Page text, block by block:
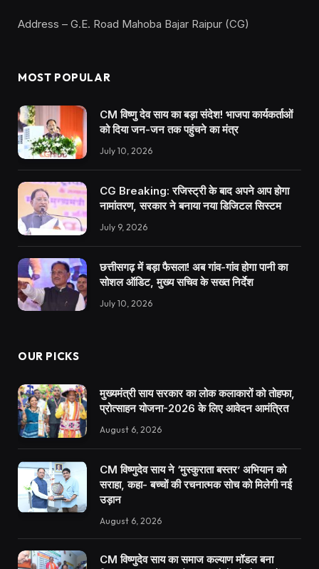
Address – G.E. Road Mahoba Bajar Raipur (CG)
MOST POPULAR
CM विष्णु देव साय का बड़ा संदेश! भाजपा कार्यकर्ताओं
को दिया जन-जन तक पहुंचने का मंत्र
July 10, 2026
CG Breaking: रजिस्ट्री के बाद अपने आप होगा
नामांतरण, सरकार ने बनाया नया डिजिटल सिस्टम
July 9, 2026
छत्तीसगढ़ में बड़ा फैसला! अब गांव-गांव होगा पानी का
सोशल ऑडिट, मुख्य सचिव के सख्त निर्देश
July 10, 2026
OUR PICKS
मुख्यमंत्री साय सरकार का लोक कलाकारों को तोहफा,
प्रोत्साहन योजना-2026 के लिए आवेदन आमंत्रित
August 6, 2026
CM विष्णुदेव साय ने ‘मुस्कुराता बस्तर’ अभियान को
सराहा, कहा- बच्चों की रचनात्मक सोच को मिलेगी नई
उड़ान
August 6, 2026
CM विष्णुदेव साय का समाज कल्याण मॉडल बना